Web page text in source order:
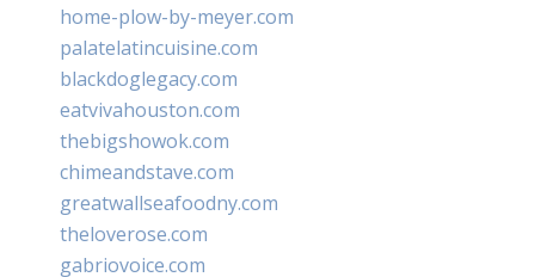
home-plow-by-meyer.com
palatelatincuisine.com
blackdoglegacy.com
eatvivahouston.com
thebigshowok.com
chimeandstave.com
greatwallseafoodny.com
theloverose.com
gabriovoice.com